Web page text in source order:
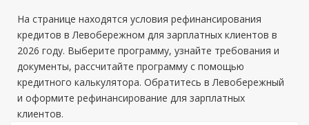
На странице находятся условия рефинансирования
кредитов в Левобережном для зарплатных клиентов в
2026 году. Выберите программу, узнайте требования и
документы, рассчитайте программу с помощью
кредитного калькулятора. Обратитесь в Левобережный
и оформите рефинансирование для зарплатных
клиентов.